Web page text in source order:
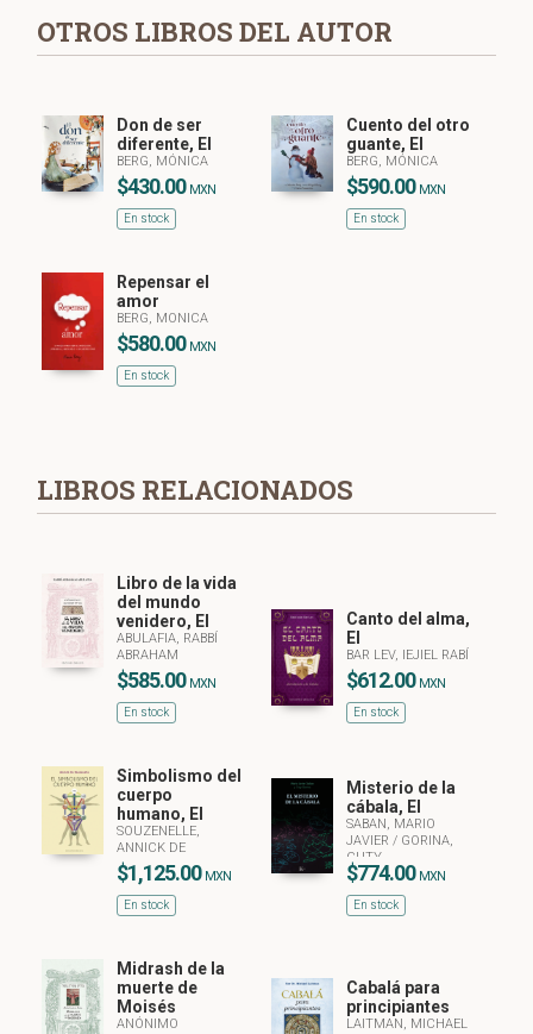
OTROS LIBROS DEL AUTOR
Don de ser
diferente, El
BERG, MÓNICA
$430.00 MXN
En stock
Cuento del otro
guante, El
BERG, MÓNICA
$590.00 MXN
En stock
Repensar el
amor
BERG, MONICA
$580.00 MXN
En stock
LIBROS RELACIONADOS
Libro de la vida
del mundo
venidero, El
ABULAFIA, RABBÍ
ABRAHAM
$585.00 MXN
En stock
Canto del alma,
El
BAR LEV, IEJIEL RABÍ
$612.00 MXN
En stock
Simbolismo del
cuerpo
humano, El
SOUZENELLE,
ANNICK DE
$1,125.00 MXN
En stock
Misterio de la
cábala, El
SABAN, MARIO
JAVIER/ GORINA,
CUTY
$774.00 MXN
En stock
Midrash de la
muerte de
Moisés
ANÓNIMO
Cabalá para
principiantes
LAITMAN, MICHAEL